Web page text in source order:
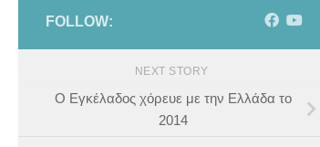
FOLLOW:
NEXT STORY
Ο Εγκέλαδος χόρευε με την Ελλάδα το
2014